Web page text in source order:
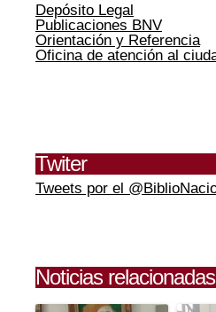
Depósito Legal
Publicaciones BNV
Orientación y Referencia
Oficina de atención al
Twiter
Tweets por el
Noticias relacionadas